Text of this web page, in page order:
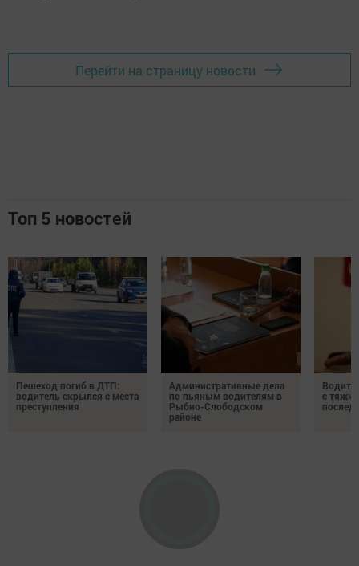
Перейти на страницу новости
Топ 5 новостей
Пешеход погиб в ДТП:
водитель скрылся с места
преступления
Административные дела
по пьяным водителям в
Рыбно-Слободском
районе
с